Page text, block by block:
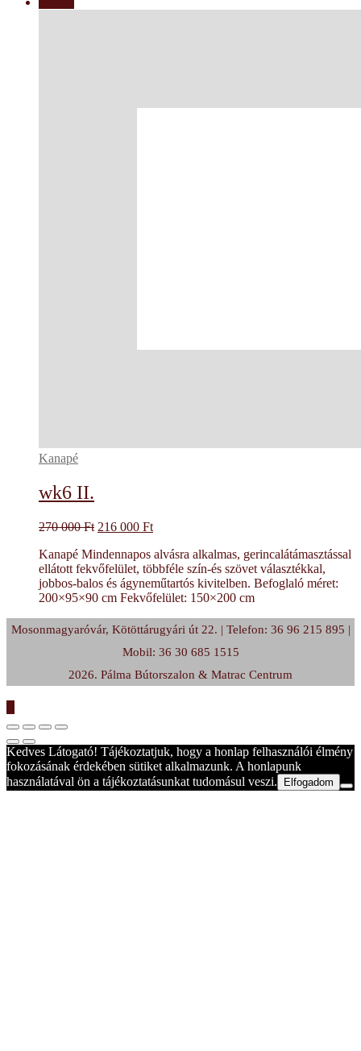
Kanapé
wk6 II.
270 000Ft Original
was:
270
000 Ft.
216 000 FtCurrent
is:
216
000 Ft.
Kanapé Mindennapos alvásra alkalmas, gerincalátámasztással
ellátott fekvőfelület, többféle szín-és szövet választékkal,
jobbos-balos és ágyneműtartós kivitelben. Befoglaló méret:
200×95×90 cm Fekvőfelület: 150×200 cm
Mosonmagyaróvár, Kötöttárugyári út 22. | Telefon: 36 96 215 895 |
Mobil: 36 30 685 1515
2026. Pálma Bútorszalon & Matrac Centrum
Kedves Látogató! Tájékoztatjuk, hogy a honlap felhasználói élmény
fokozásának érdekében sütiket alkalmazunk. A honlapunk
használatával ön a tájékoztatásunkat tudomásul veszi.
Elfogadom